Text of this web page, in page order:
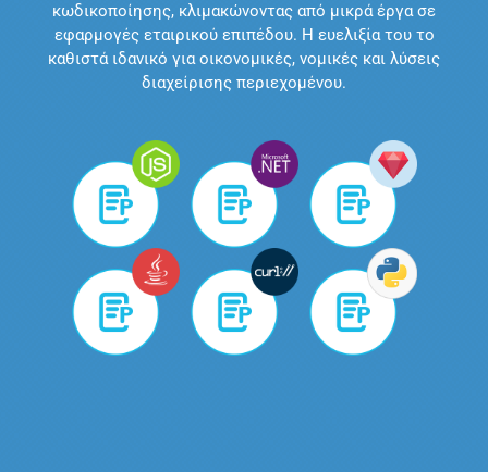
κωδικοποίησης, κλιμακώνοντας από μικρά έργα σε
εφαρμογές εταιρικού επιπέδου. Η ευελιξία του το
καθιστά ιδανικό για οικονομικές, νομικές και λύσεις
διαχείρισης περιεχομένου.